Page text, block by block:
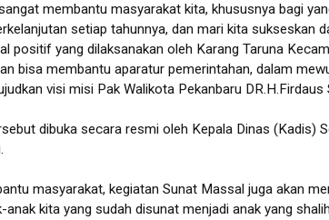
membantu masyarakat kita, khususnya bagi
setiap tahunnya, dan mari kita sukseskan
positif yang dilaksanakan oleh Karang Taruna
bisa membantu aparatur pemerintahan, dalam
visi misi Pak Walikota Pekanbaru DR.H.Firdaus
dibuka secara resmi oleh Kepala Dinas (Kadis)
masyarakat, kegiatan Sunat Massal juga akan
anak kita yang sudah disunat menjadi anak yang